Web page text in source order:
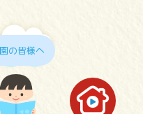
の皆様へ